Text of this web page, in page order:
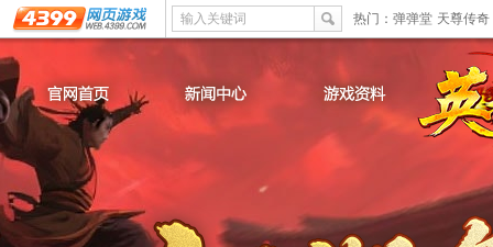
输入关键词 热门： 弹弹堂 天尊传奇